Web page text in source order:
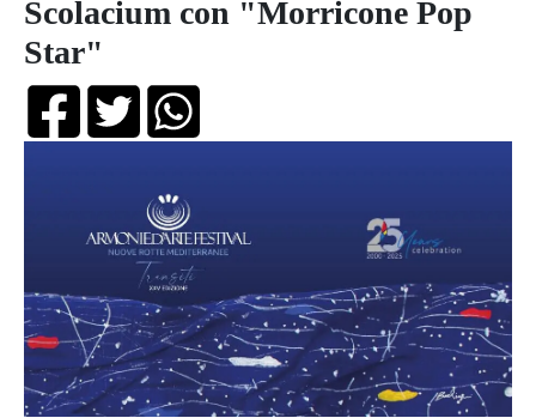
Scolacium con "Morricone Pop
Star"